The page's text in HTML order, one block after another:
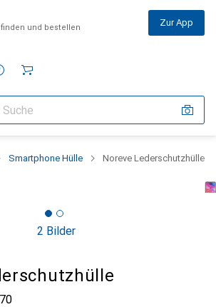
und bestellen Zur App
Smartphone Hülle Noreve Lederschutzhülle
2 Bilder